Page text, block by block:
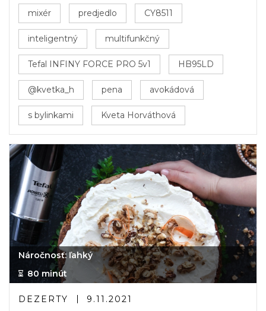
mixér predjedlo CY8511
inteligentný multifunkčný
Tefal INFINY FORCE PRO 5v1 HB95LD
@kvetka_h pena avokádová
s bylinkami Kveta Horváthová
Náročnosť: ľahký
80 minút
DEZERTY 9.11.2021